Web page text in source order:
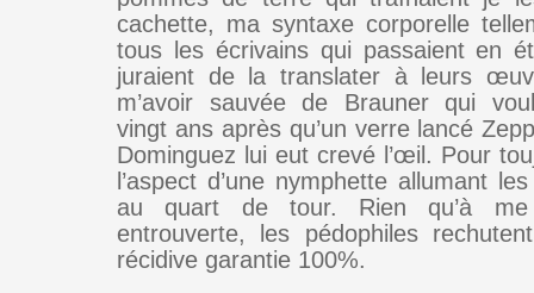
cachette, ma syntaxe corporelle
tous les écrivains qui passaient en
juraient de la translater à leurs
m’avoir sauvée de Brauner qui
vingt ans après qu’un verre lancé
Dominguez lui eut crevé l’œil. Pour
l’aspect d’une nymphette allumant
au quart de tour. Rien qu’à
entrouverte, les pédophiles
récidive garantie 100%.